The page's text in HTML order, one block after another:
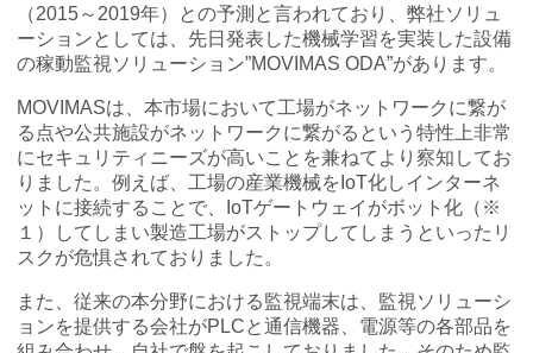
MOVIMAS
IoT Consultant Room
（2015～2019年）との予測と言われており、弊社ソリュ
ーションとしては、先日発表した機械学習を実装した設備
の稼動監視ソリューション”MOVIMAS ODA”があります。
MOVIMASは、本市場において工場がネットワークに繋が
る点や公共施設がネットワークに繋がるという特性上非常
にセキュリティニーズが高いことを兼ねてより察知してお
りました。例えば、工場の産業機械をIoT化しインターネ
ットに接続することで、IoTゲートウェイがボット化（※
１）してしまい製造工場がストップしてしまうといったリ
スクが危惧されておりました。
また、従来の本分野における監視端末は、監視ソリューシ
ョンを提供する会社がPLCと通信機器、電源等の各部品を